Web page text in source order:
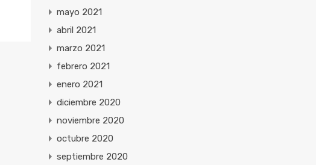
mayo 2021
abril 2021
marzo 2021
febrero 2021
enero 2021
diciembre 2020
noviembre 2020
octubre 2020
septiembre 2020